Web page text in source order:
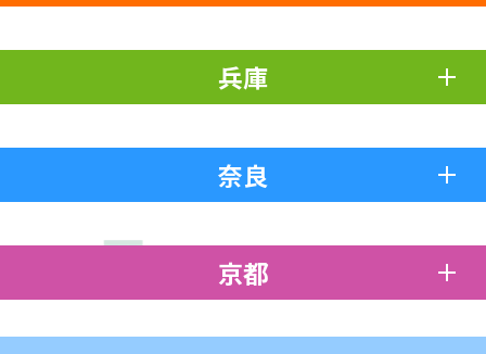
兵庫
奈良
京都